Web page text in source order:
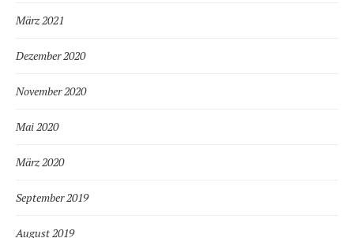
März 2021
Dezember 2020
November 2020
Mai 2020
März 2020
September 2019
August 2019